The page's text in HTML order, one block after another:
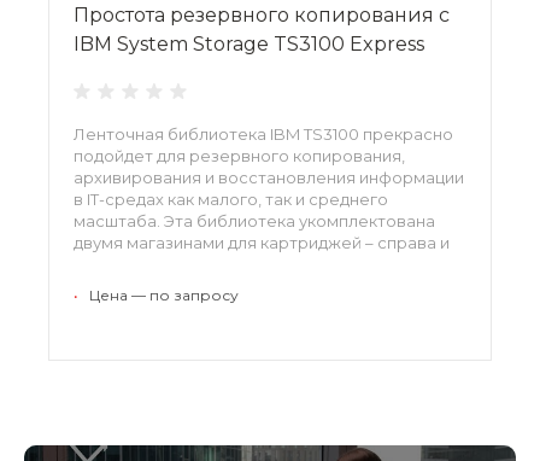
Простота резервного копирования с
IBM System Storage TS3100 Express
Ленточная библиотека IBM TS3100 прекрасно
подойдет для резервного копирования,
архивирования и восстановления информации
в IT-средах как малого, так и среднего
масштаба. Эта библиотека укомплектована
двумя магазинами для картриджей – справа и
• Цена — по запросу